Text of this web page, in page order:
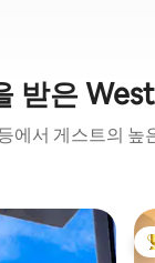
받은
에서 게스트의 높